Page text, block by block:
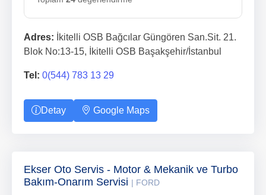
Adres: İkitelli OSB Bağcılar Güngören San.Sit. 21.
Blok No:13-15, İkitelli OSB Başakşehir/İstanbul
Tel: 0(544) 783 13 29
Detay Google Maps
Ekser Oto Servis - Motor & Mekanik ve Turbo
Bakım-Onarım Servisi | FORD